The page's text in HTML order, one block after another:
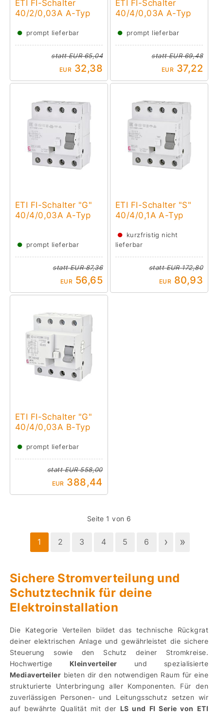
ETI FI-Schalter
40/2/0,03A A-Typ
● prompt lieferbar
stattEUR 65,04
EUR 32,38
ETI FI-Schalter
40/4/0,03A A-Typ
● prompt lieferbar
stattEUR 69,48
EUR 37,22
ETI FI-Schalter "G"
40/4/0,03A A-Typ
● prompt lieferbar
stattEUR 87,36
EUR 56,65
ETI FI-Schalter "S"
40/4/0,1A A-Typ
● kurzfristig nicht
lieferbar
stattEUR 172,80
EUR 80,93
ETI FI-Schalter "G"
40/4/0,03A B-Typ
● prompt lieferbar
stattEUR 558,00
EUR 388,44
Seite 1 von 6
1 2 3 4 5 6 › »
Sichere Stromverteilung und
Schutztechnik für deine
Elektroinstallation
Die Kategorie Verteilen bildet das technische Rückgrat
deiner elektrischen Anlage und gewährleistet die sichere
Steuerung sowie den Schutz deiner Stromkreise.
Hochwertige Kleinverteiler und spezialisierte
Mediaverteiler bieten dir den notwendigen Raum für eine
strukturierte Unterbringung aller Komponenten. Für den
zuverlässigen Personen- und Leitungsschutz setzen wir
auf bewährte Qualität mit der LS und FI Serie von ETI